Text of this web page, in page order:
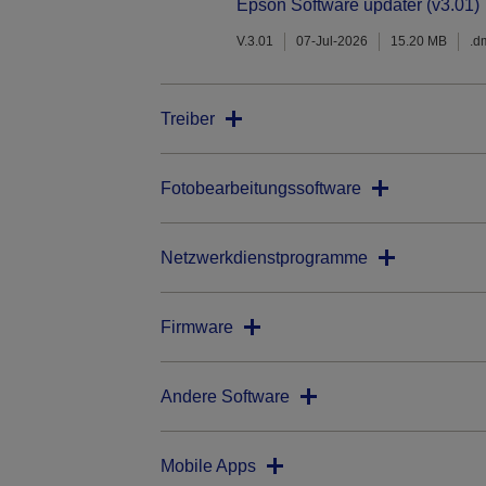
Epson Software updater (v3.01)
V.3.01 07-Jul-2026 15.20 MB
Treiber
Fotobearbeitungssoftware
Netzwerkdienstprogramme
Firmware
Andere Software
Mobile Apps